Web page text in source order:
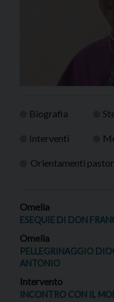
Biografia
Interventi
Orientamenti
Omelia
ESEQUIE DI DON
Omelia
PELLEGRINAGGIO
ANTONIO
Intervento
INCONTRO CON IL